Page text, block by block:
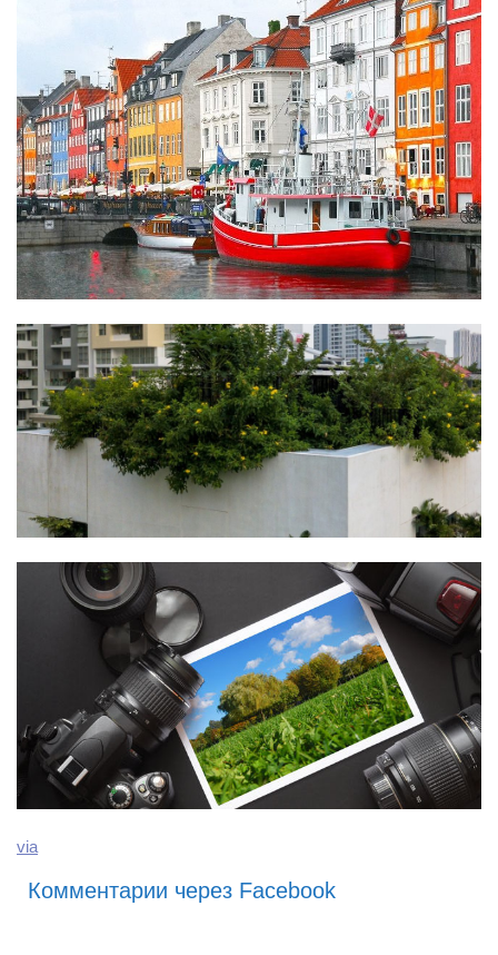
via
Комментарии через Facebook